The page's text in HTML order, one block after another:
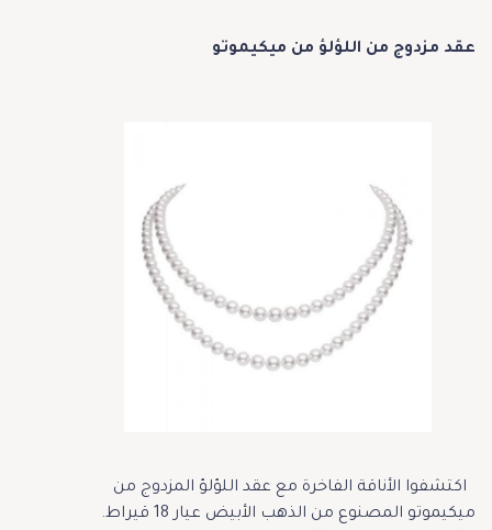
عقد مزدوج من اللؤلؤ من ميكيموتو
اكتشفوا الأناقة الفاخرة مع عقد اللؤلؤ المزدوج من
ميكيموتو المصنوع من الذهب الأبيض عيار 18 قيراط.